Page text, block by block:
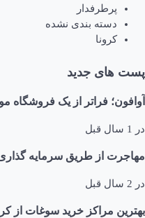
پرطرفدار
دسته بندی نشده
کرونا
پست های جدید
آوافون؛ فراتر از یک فروشگاه
در 1 سال قبل
مهاجرت از طریق سرمایه
در 2 سال قبل
بهترین مراکز خرید سوغات از